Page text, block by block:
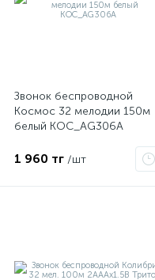
Звонок беспроводной
Космос 32 мелодии 150м
белый KOC_AG306A
1 960 тг /шт